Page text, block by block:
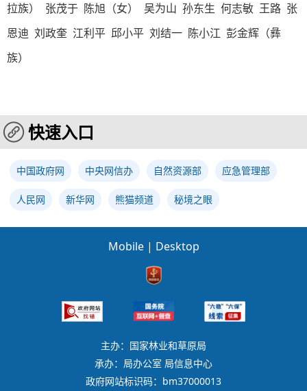
拉族） 张茂于 陈旭（女） 吴为山 孙东生 何志敏 王路 张
恩迪 刘政奎 江利平 邱小平 刘结一 陈小江 彭金辉（彝
族）
快速入口
中国政府网 中央网信办 自然资源部 应急管理部
人民网 新华网 熊猫频道 秘境之眼
Mobile | Desktop
主办：国家林业和草原局
承办：局办公室 局信息中心
政府网站标识码：bm37000013